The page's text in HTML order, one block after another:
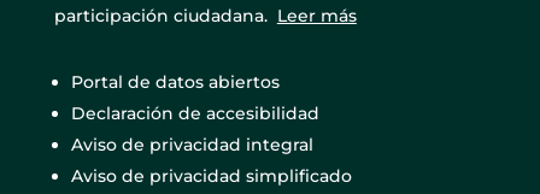
participación ciudadana. Leer más
Portal de datos abiertos
Declaración de accesibilidad
Aviso de privacidad integral
Aviso de privacidad simplificado